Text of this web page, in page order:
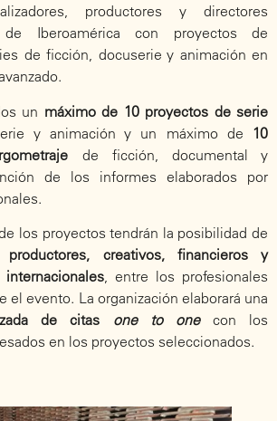
productores y directores
de Iberoamérica con proyectos de
de ficción, docuserie y animación en
un máximo de 10 proyectos de serie
y animación y un máximo de 10
de ficción, documental y
de los informes elaborados por
los proyectos tendrán la posibilidad de
creativos, financieros y
, entre los profesionales
el evento. La organización elaborará una
de citas one to one
con los
en los proyectos seleccionados.